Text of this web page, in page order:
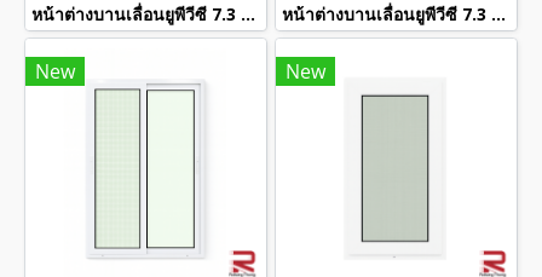
หน้าต่างบานเลื่อนยูพีวีซี 7.3 สีขาว winstar หน้าต่างบานเลื่อนยูพีวีซี 7.3 สีขาว winstar
New New